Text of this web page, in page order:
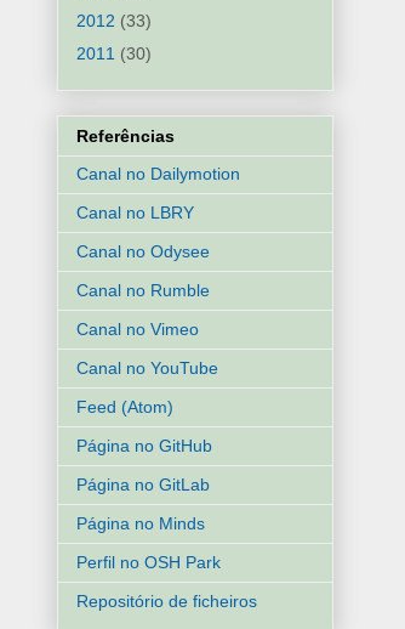
2012 (33)
2011 (30)
Referências
Canal no Dailymotion
Canal no LBRY
Canal no Odysee
Canal no Rumble
Canal no Vimeo
Canal no YouTube
Feed (Atom)
Página no GitHub
Página no GitLab
Página no Minds
Perfil no OSH Park
Repositório de ficheiros